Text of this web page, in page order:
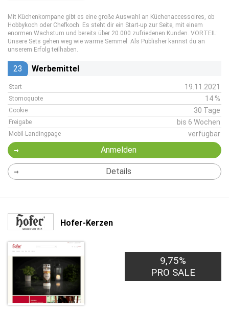
Mit Küchenkompane gibt es eine große Auswahl an Küchenaccessoires, ob
Hobbykoch oder Chefkoch. Es steht dir ein Start-up zur Seite, mit einem
enormen Wachstum und bereits über 20.000 zufriedenen Kunden. VORTEIL:
Unsere Sets gehen weg wie warme Semmel. Als Publisher kannst du an
unserem Erfolg teilhaben.
23 Werbemittel
Start 19.11.2021
Stornoquote 14 %
Cookie 30 Tage
Freigabe bis 6 Wochen
Mobil-Landingpage verfügbar
Anmelden
Details
Hofer-Kerzen
9,75%
PRO SALE